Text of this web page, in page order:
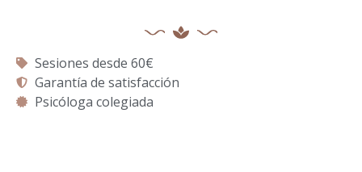
Sesiones desde 60€
Garantía de satisfacción
Psicóloga colegiada